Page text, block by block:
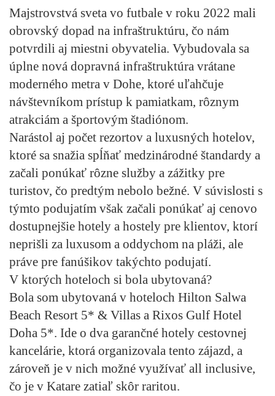
Majstrovstvá sveta vo futbale v roku 2022 mali
obrovský dopad na infraštruktúru, čo nám
potvrdili aj miestni obyvatelia. Vybudovala sa
úplne nová dopravná infraštruktúra vrátane
moderného metra v Dohe, ktoré uľahčuje
návštevníkom prístup k pamiatkam, rôznym
atrakciám a športovým štadiónom.
Narástol aj počet rezortov a luxusných hotelov,
ktoré sa snažia spĺňať medzinárodné štandardy a
začali ponúkať rôzne služby a zážitky pre
turistov, čo predtým nebolo bežné. V súvislosti s
týmto podujatím však začali ponúkať aj cenovo
dostupnejšie hotely a hostely pre klientov, ktorí
neprišli za luxusom a oddychom na pláži, ale
práve pre fanúšikov takýchto podujatí.
V ktorých hoteloch si bola ubytovaná?
Bola som ubytovaná v hoteloch Hilton Salwa
Beach Resort 5* & Villas a Rixos Gulf Hotel
Doha 5*. Ide o dva garančné hotely cestovnej
kancelárie, ktorá organizovala tento zájazd, a
zároveň je v nich možné využívať all inclusive,
čo je v Katare zatiaľ skôr raritou.